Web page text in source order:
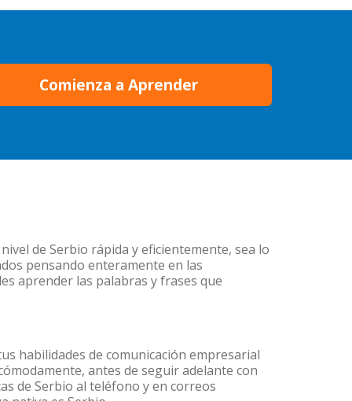
Comienza a Aprender
de Serbio rápida y eficientemente, sea lo
pensando enteramente en las
aprender las palabras y frases que
habilidades de comunicación empresarial
antes de seguir adelante con
de Serbio al teléfono y en correos